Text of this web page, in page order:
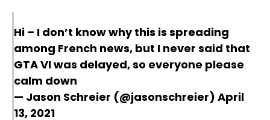
Hi – I don’t know why this is spreading
among French news, but I never said that
GTA VI was delayed, so everyone please
calm down
— Jason Schreier (@jasonschreier) April
13, 2021